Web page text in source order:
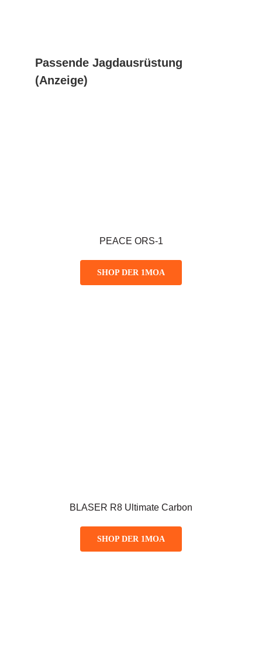
Passende Jagdausrüstung
(Anzeige)
PEACE ORS-1
SHOP DER 1MOA
BLASER R8 Ultimate Carbon
SHOP DER 1MOA